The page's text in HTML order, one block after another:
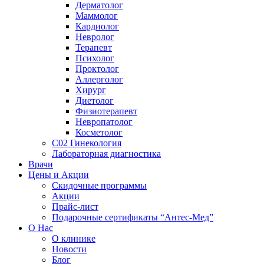
Дерматолог
Маммолог
Кардиолог
Невролог
Терапевт
Психолог
Проктолог
Аллерголог
Хирург
Диетолог
Физиотерапевт
Невропатолог
Косметолог
C02 Гинекология
Лабораторная диагностика
Врачи
Цены и Акции
Скидочные программы
Акции
Прайс-лист
Подарочные сертификаты “Антес-Мед”
О Нас
О клинике
Новости
Блог